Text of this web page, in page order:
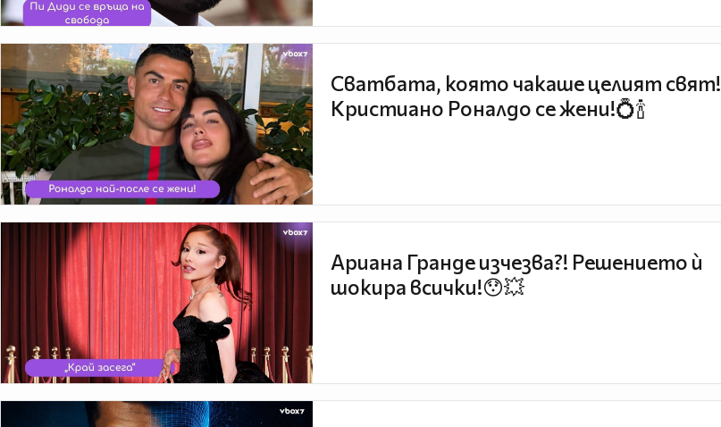
Сватбата, която чакаше целият свят!
Кристиано Роналдо се жени!💍🍾
Ариана Гранде изчезва?! Решението ѝ
шокира всички!😯💥